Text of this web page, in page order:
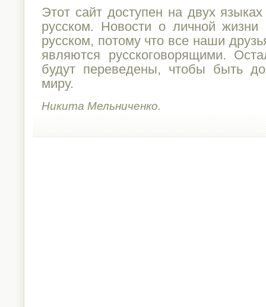
Этот сайт доступен на двух
русском. Новости о личной жизни
русском, потому что все наши
являются русскоговорящими.
будут переведены, чтобы быть
миру.
Никита Мельниченко.